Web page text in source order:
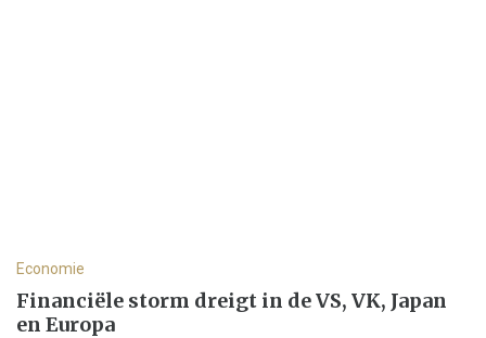
Economie
Financiële storm dreigt in de VS, VK, Japan
en Europa